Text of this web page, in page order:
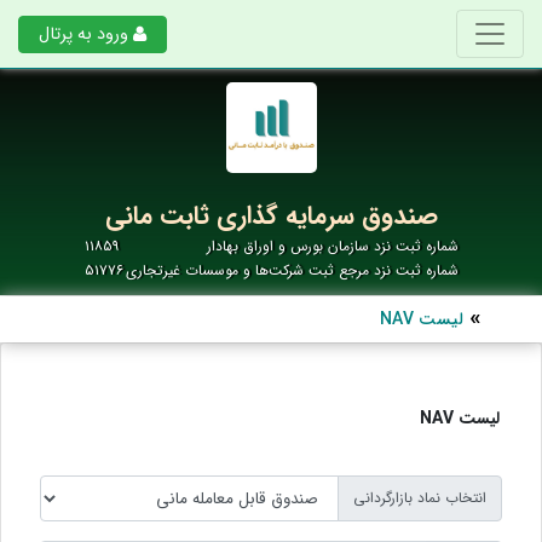
ورود به پرتال
صندوق سرمایه گذاری ثابت مانی
شماره ثبت نزد سازمان بورس و اوراق بهادار
۱۱۸۵۹
شماره ثبت نزد مرجع ثبت شرکت‌ها و موسسات غیرتجاری۵۱۷۷۶
لیست NAV
لیست NAV
انتخاب نماد بازارگردانی